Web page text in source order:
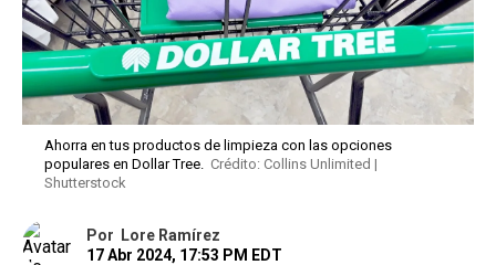
Ahorra en tus productos de limpieza con las opciones
populares en Dollar Tree. Crédito: Collins Unlimited |
Shutterstock
Por Lore Ramírez
17 Abr 2024, 17:53 PM EDT